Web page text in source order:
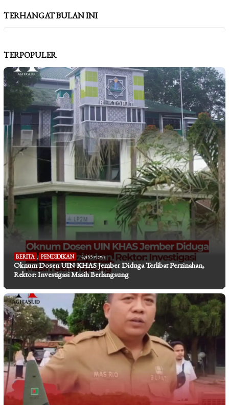
TERHANGAT BULAN INI
TERPOPULER
BERITA , PENDIDIKAN 4,455 views
Oknum Dosen UIN KHAS Jember Diduga Terlibat Perzinahan,
Rektor: Investigasi Masih Berlangsung